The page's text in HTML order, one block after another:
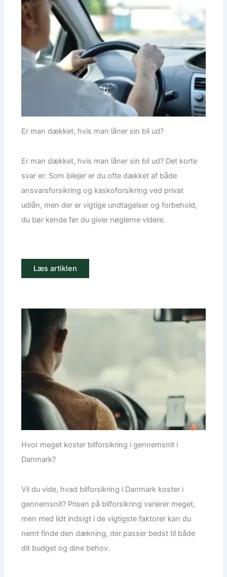
Er man dækket, hvis man låner sin bil ud?
Er man dækket, hvis man låner sin bil ud? Det korte
svar er: Som bilejer er du ofte dækket af både
ansvarsforsikring og kaskoforsikring ved privat
udlån, men der er vigtige undtagelser og forbehold,
du bør kende før du giver nøglerne videre.
Læs artiklen
Hvor meget koster bilforsikring i gennemsnit i
Danmark?
Vil du vide, hvad bilforsikring i Danmark koster i
gennemsnit? Prisen på bilforsikring varierer meget,
men med lidt indsigt i de vigtigste faktorer kan du
nemt finde den dækning, der passer bedst til både
dit budget og dine behov.